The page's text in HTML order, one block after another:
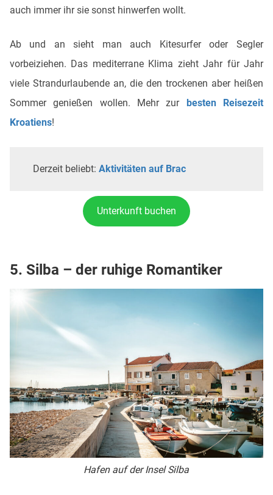
auch immer ihr sie sonst hinwerfen wollt.
Ab und an sieht man auch Kitesurfer oder Segler
vorbeiziehen. Das mediterrane Klima zieht Jahr für Jahr
viele Strandurlaubende an, die den trockenen aber heißen
Sommer genießen wollen. Mehr zur
besten Reisezeit
Kroatiens!
Derzeit beliebt: Aktivitäten auf Brac
Unterkunft buchen
5. Silba – der ruhige Romantiker
Hafen auf der Insel Silba